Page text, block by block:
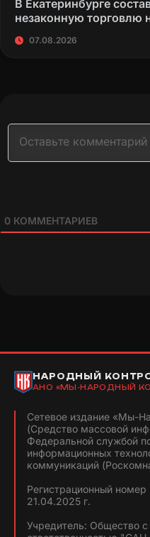
В Екатеринбурге
незаконную торговлю
07.08.2026
0 КОММЕНТАРИЕВ
НАРОДНЫЙ
АНО «МЫ-НАРОДНЫЙ
Сетевое издание «Мы-
(Средство массовой
Федеральной службой
информационных
коммуникаций
Регистрационный
21.04.2025 г.
Учредитель: Общество с